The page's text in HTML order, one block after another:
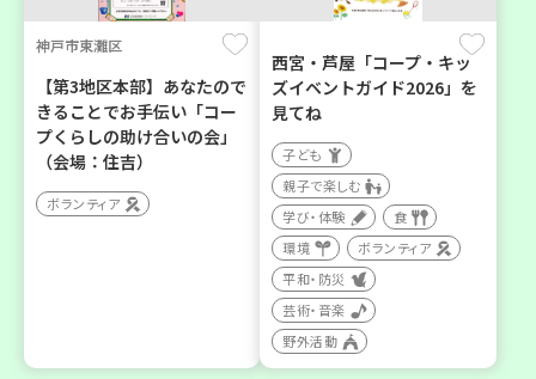
神戸市東灘区
【第3地区本部】あなたので
きることでお手伝い「コー
プくらしの助け合いの会」
（会場：住吉）
ボランティア
西宮・芦屋「コープ・キッ
ズイベントガイド2026」を
見てね
子ども
親子で楽しむ
学び・体験
食
環境
ボランティア
平和・防災
芸術・音楽
野外活動